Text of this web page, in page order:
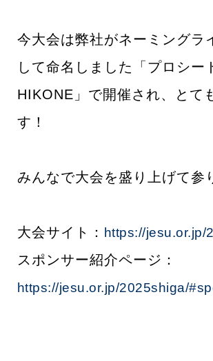
今大会は弊社がネーミングラ
して命名しました「プロシー
HIKONE」で開催され、とて
す！
みんなで大会を盛り上げて参
大会サイト： https://jesu.or.jp/
スポンサー紹介ページ：
https://jesu.or.jp/2025shiga/